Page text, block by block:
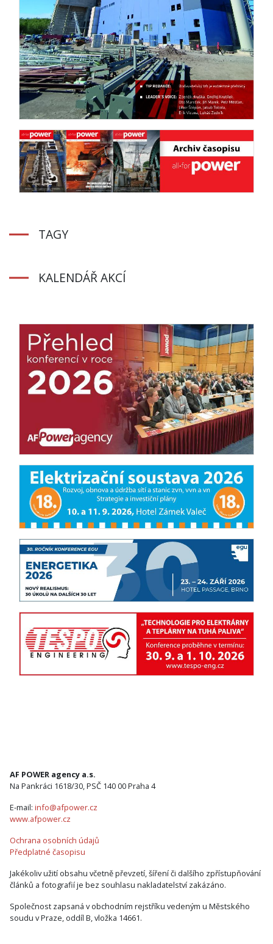
TAGY
KALENDÁŘ AKCÍ
AF POWER agency a.s.
Na Pankráci 1618/30, PSČ 140 00 Praha 4
E-mail: info@afpower.cz
www.afpower.cz
Ochrana osobních údajů
Předplatné časopisu
Jakékoliv užití obsahu včetně převzetí, šíření či dalšího zpřístupňování
článků a fotografií je bez souhlasu nakladatelství zakázáno.
Společnost zapsaná v obchodním rejstříku vedeným u Městského
soudu v Praze, oddíl B, vložka 14661.